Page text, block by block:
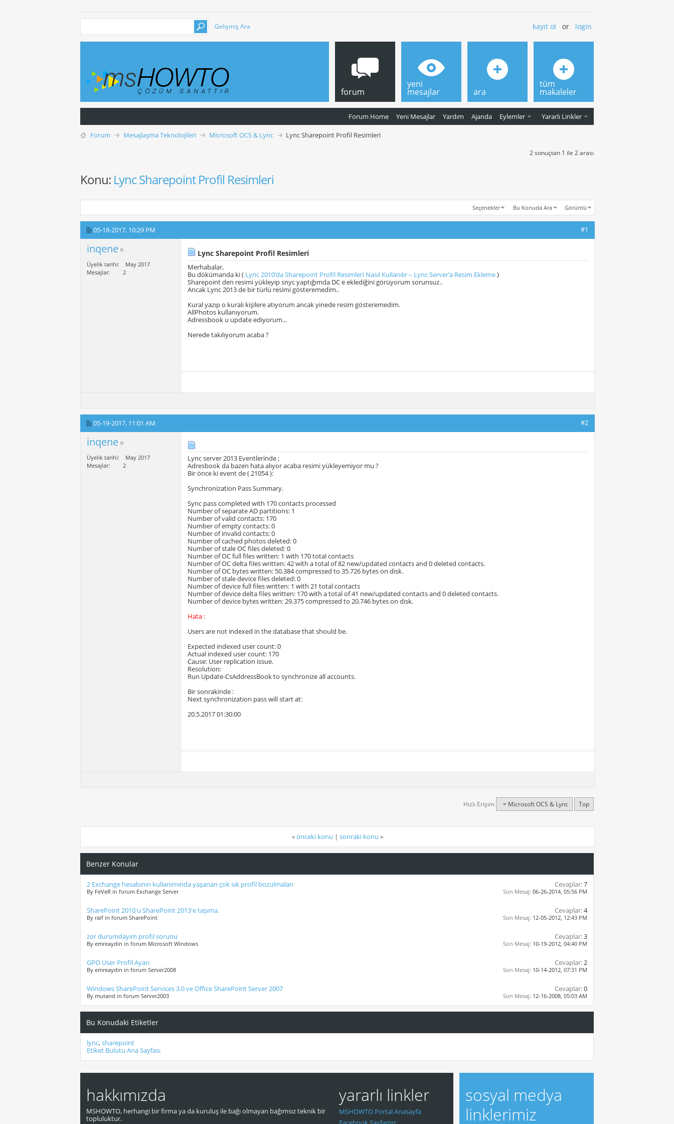
Gelişmiş Ara kayıt ol or login
forum
Forum Home Yeni Mesajlar Yardım Ajanda Eylemler Yararlı Linkler
yeni
mesajlar ara
tüm
makaleler
Forum Mesajlaşma Teknolojileri Microsoft OCS & Lync Lync Sharepoint Profil Resimleri
2 sonuçtan 1 ile 2 arası
Konu: Lync Sharepoint Profil Resimleri
Seçenekler Bu Konuda Ara Görüntü
05-18-2017, 10:29 PM #1
inqene
Üyelik tarihi
May 2017
Mesajlar
2
Lync Sharepoint Profil Resimleri
Merhabalar,
Bu dökümanda ki ( Lync 2010’da Sharepoint Profil Resimleri Nasıl Kullanılır – Lync Server’a Resim Ekleme)
Sharepoint den resimi yükleyip snyc yaptığımda DC e eklediğini görüyorum sorunsuz..
Ancak Lync 2013 de bir türlü resimi gösteremedim..
Kural yazıp o kuralı kişilere atıyorum ancak yinede resim gösteremedim.
AllPhotos kullanıyorum.
Adressbook u update ediyorum...
Nerede takılıyorum acaba ?
05-19-2017, 11:01 AM #2
inqene
Üyelik tarihi
May 2017
Mesajlar
2
Lync server 2013 Eventlerinde ;
Adresbook da bazen hata alıyor acaba resimi yükleyemiyor mu ?
Bir önce ki event de ( 21054 ):
Synchronization Pass Summary.
Sync pass completed with 170 contacts processed
Number of separate AD partitions: 1
Number of valid contacts: 170
Number of empty contacts: 0
Number of invalid contacts: 0
Number of cached photos deleted: 0
Number of stale OC files deleted: 0
Number of OC full files written: 1 with 170 total contacts
Number of OC delta files written: 42 with a total of 82 new/updated contacts and 0 deleted contacts.
Number of OC bytes written: 50.384 compressed to 35.726 bytes on disk.
Number of stale device files deleted: 0
Number of device full files written: 1 with 21 total contacts
Number of device delta files written: 170 with a total of 41 new/updated contacts and 0 deleted contacts.
Number of device bytes written: 29.375 compressed to 20.746 bytes on disk.
Hata :
Users are not indexed in the database that should be.
Expected indexed user count: 0
Actual indexed user count: 170
Cause: User replication issue.
Resolution:
Run Update-CsAddressBook to synchronize all accounts.
Bir sonrakinde :
Next synchronization pass will start at:
20.5.2017 01:30:00
Hızlı Erişim Microsoft OCS & Lync Top
«önceki konu | sonraki konu »
Benzer Konular
2 Exchange hesabının kullanımında yaşanan çok sık profil bozulmaları
By FeVeR in forum Exchange Server
Cevaplar:7
Son Mesaj: 06-26-2014, 05:56 PM
SharePoint 2010'u SharePoint 2013'e taşıma.
By raif in forum SharePoint
Cevaplar:4
Son Mesaj: 12-05-2012, 12:43 PM
zor durumdayım profil sorunu
By emreaydin in forum Microsoft Windows
Cevaplar:3
Son Mesaj: 10-19-2012, 04:40 PM
GPO User Profil Ayarı
By emreaydin in forum Server2008
Cevaplar:2
Son Mesaj: 10-14-2012, 07:31 PM
Windows SharePoint Services 3.0 ve Office SharePoint Server 2007
By mutand in forum Server2003
Cevaplar:0
Son Mesaj: 12-16-2008, 05:03 AM
Bu Konudaki Etiketler
lync,sharepoint
Etiket Bulutu Ana Sayfası
hakkımızda
MSHOWTO, herhangi bir firma ya da kuruluş ile bağı olmayan bağımsız teknik bir
topluluktur.
yararlı linkler
MSHOWTO Portal Anasayfa
sosyal medya
linklerimiz